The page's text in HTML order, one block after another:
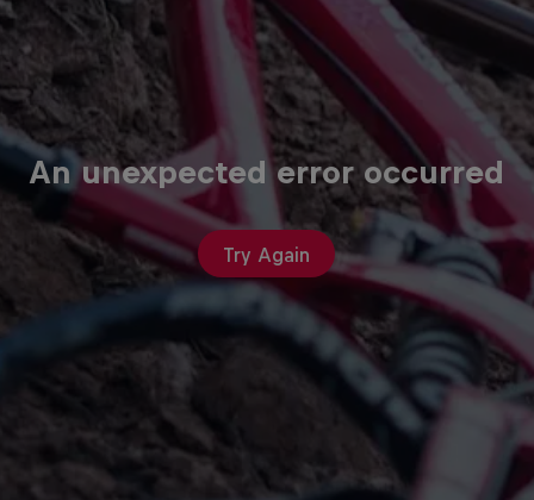
An unexpected error occurred
Try Again